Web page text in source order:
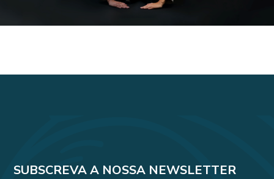
SUBSCREVA A NOSSA NEWSLETTER